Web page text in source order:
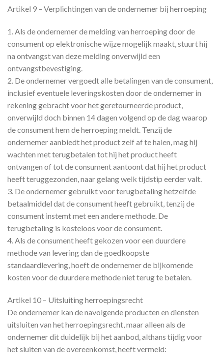
Artikel 9 – Verplichtingen van de ondernemer bij herroeping
1. Als de ondernemer de melding van herroeping door de
consument op elektronische wijze mogelijk maakt, stuurt hij
na ontvangst van deze melding onverwijld een
ontvangstbevestiging.
2. De ondernemer vergoedt alle betalingen van de consument,
inclusief eventuele leveringskosten door de ondernemer in
rekening gebracht voor het geretourneerde product,
onverwijld doch binnen 14 dagen volgend op de dag waarop
de consument hem de herroeping meldt. Tenzij de
ondernemer aanbiedt het product zelf af te halen, mag hij
wachten met terugbetalen tot hij het product heeft
ontvangen of tot de consument aantoont dat hij het product
heeft teruggezonden, naar gelang welk tijdstip eerder valt.
3. De ondernemer gebruikt voor terugbetaling hetzelfde
betaalmiddel dat de consument heeft gebruikt, tenzij de
consument instemt met een andere methode. De
terugbetaling is kosteloos voor de consument.
4. Als de consument heeft gekozen voor een duurdere
methode van levering dan de goedkoopste
standaardlevering, hoeft de ondernemer de bijkomende
kosten voor de duurdere methode niet terug te betalen.
Artikel 10 – Uitsluiting herroepingsrecht
De ondernemer kan de navolgende producten en diensten
uitsluiten van het herroepingsrecht, maar alleen als de
ondernemer dit duidelijk bij het aanbod, althans tijdig voor
het sluiten van de overeenkomst, heeft vermeld: